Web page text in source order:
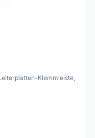
Klemmleiste,